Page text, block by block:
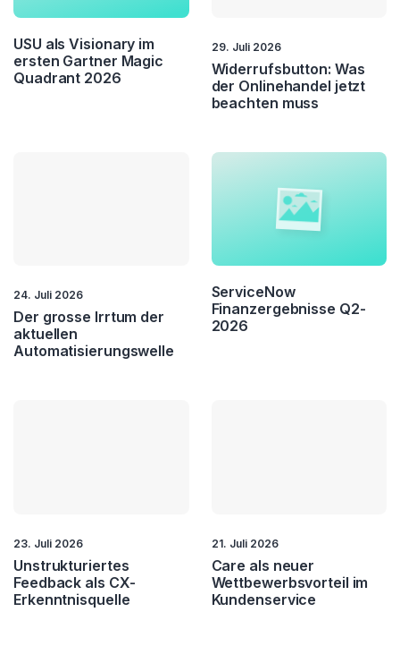
Customer Relatons
Customer Service Customer Value
Loyality
Service Automation Service Excellence
Touchpoint
Management
USU als Visionary im
ersten Gartner Magic
Quadrant 2026
29. Juli 2026
Widerrufsbutton: Was
der Onlinehandel jetzt
beachten muss
24. Juli 2026
Der grosse Irrtum der
aktuellen
Automatisierungswelle
ServiceNow
Finanzergebnisse Q2-
2026
23. Juli 2026
Unstrukturiertes
Feedback als CX-
Erkenntnisquelle
21. Juli 2026
Care als neuer
Wettbewerbsvorteil im
Kundenservice